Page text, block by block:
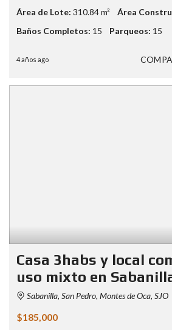
Área de Lote: 310.84 m² Área
Baños Completos: 15 Parqueos: 15
4 años ago
Casa 3habs y local
uso mixto en
Sabanilla, San Pedro, Montes de Oca, SJO
$185,000